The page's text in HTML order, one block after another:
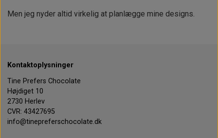
Men jeg nyder altid virkelig at planlægge mine designs.
Kontaktoplysninger
Tine Prefers Chocolate
Højdiget 10
2730 Herlev
CVR: 43427695
info@tinepreferschocolate.dk